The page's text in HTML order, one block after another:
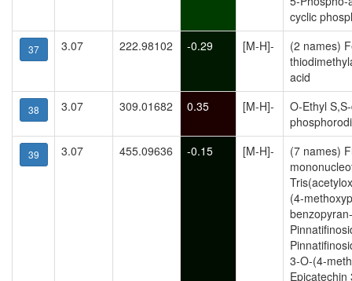
cyclic
37 3.07 222.98102 -0.29 [M-H]-
(2 names)
acid
38 3.07 309.01682 0.35 [M-H]-
O-Ethyl
39 3.07 455.09636 -0.15 [M-H]-
(7 names)
(4-
3-O-(4-